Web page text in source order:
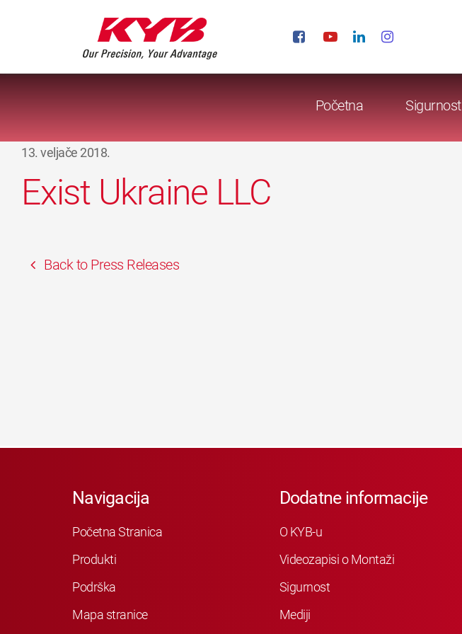
Početna Sigurnost
13. veljače 2018.
Exist Ukraine LLC
Back to Press Releases
Navigacija
Početna Stranica
Produkti
Podrška
Mapa stranice
Dodatne informacije
O KYB-u
Videozapisi o Montaži
Sigurnost
Mediji